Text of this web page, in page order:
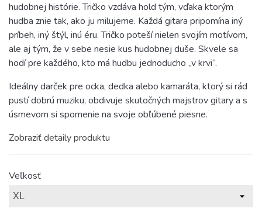
hudobnej histórie. Tričko vzdáva hold tým, vďaka ktorým
hudba znie tak, ako ju milujeme. Každá gitara pripomína iný
príbeh, iný štýl, inú éru. Tričko poteší nielen svojím motívom,
ale aj tým, že v sebe nesie kus hudobnej duše. Skvele sa
hodí pre každého, kto má hudbu jednoducho „v krvi“.
Ideálny darček pre ocka, dedka alebo kamaráta, ktorý si rád
pustí dobrú muziku, obdivuje skutočných majstrov gitary a s
úsmevom si spomenie na svoje obľúbené piesne.
Zobraziť detaily produktu
Veľkosť